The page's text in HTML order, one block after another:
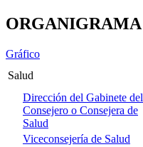
ORGANIGRAMA
Gráfico
Salud
Dirección del Gabinete del
Consejero o Consejera de
Salud
Viceconsejería de Salud